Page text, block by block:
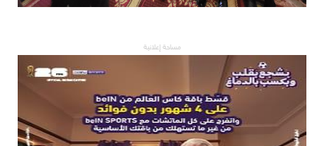
مساحة إعلانية